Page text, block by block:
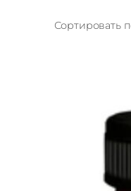
Сортировать